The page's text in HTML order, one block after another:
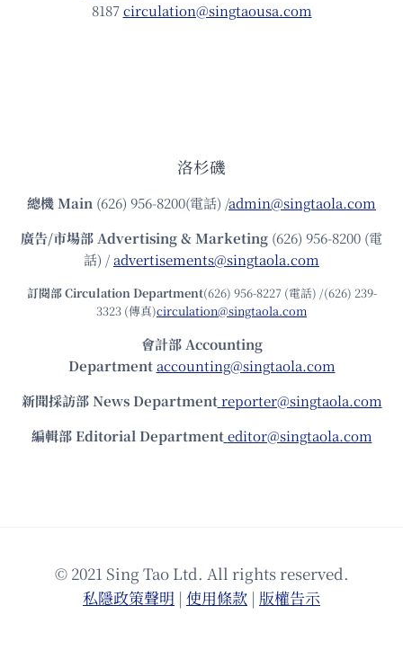
8187circulation@singtaousa.com
洛杉磯
總機Main (626) 956-8200(電話) /admin@singtaola.com
廣告/市場部Advertising & Marketing (626) 956-8200 (電
話) /advertisements@singtaola.com
訂閱部 Circulation Department(626) 956-8227 (電話) /(626) 239-
3323 (傳真)circulation@singtaola.com
會計部 Accounting
Department accounting@singtaola.com
新聞採訪部 News Department reporter@singtaola.com
編輯部 Editorial Department editor@singtaola.com
© 2021 Sing Tao Ltd. All rights reserved.
私隱政策聲明 | 使⽤條款 | 版權告⽰